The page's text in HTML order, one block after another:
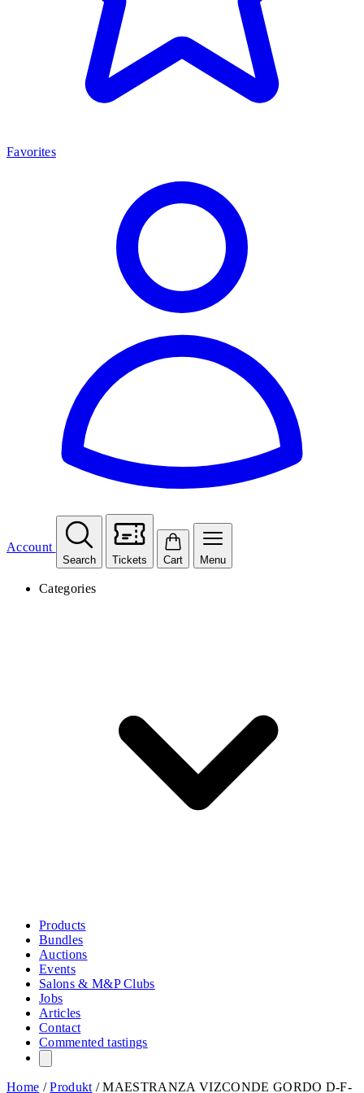
Favorites
Account
Search Tickets Cart Menu
Categories
Products
Bundles
Auctions
Events
Salons & M&P Clubs
Jobs
Articles
Contact
Commented tastings
Home /Produkt /MAESTRANZA VIZCONDE GORDO D-F-